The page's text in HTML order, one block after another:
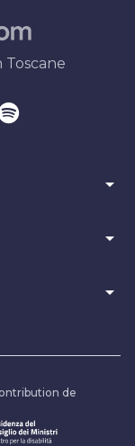
arrow_drop_down
arrow_drop_down
arrow_drop_down
de